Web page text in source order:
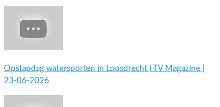
Opstapdag watersporten in Loosdrecht | TV Magazine |
23-06-2026